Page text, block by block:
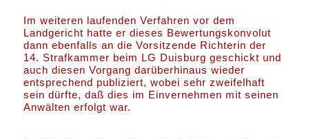
Im weiteren laufenden Verfahren vor dem
Landgericht hatte er dieses Bewertungskonvolut
dann ebenfalls an die Vorsitzende Richterin der
14. Strafkammer beim LG Duisburg geschickt und
auch diesen Vorgang darüberhinaus wieder
entsprechend publiziert, wobei sehr zweifelhaft
sein dürfte, daß dies im Einvernehmen mit seinen
Anwälten erfolgt war.